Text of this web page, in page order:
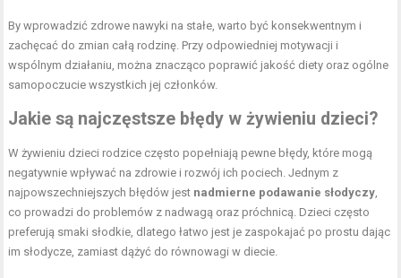
By wprowadzić zdrowe nawyki na stałe, warto być konsekwentnym i
zachęcać do zmian całą rodzinę. Przy odpowiedniej motywacji i
wspólnym działaniu, można znacząco poprawić jakość diety oraz ogólne
samopoczucie wszystkich jej członków.
Jakie są najczęstsze błędy w żywieniu dzieci?
W żywieniu dzieci rodzice często popełniają pewne błędy, które mogą
negatywnie wpływać na zdrowie i rozwój ich pociech. Jednym z
najpowszechniejszych błędów jest nadmierne podawanie słodyczy,
co prowadzi do problemów z nadwagą oraz próchnicą. Dzieci często
preferują smaki słodkie, dlatego łatwo jest je zaspokajać po prostu dając
im słodycze, zamiast dążyć do równowagi w diecie.